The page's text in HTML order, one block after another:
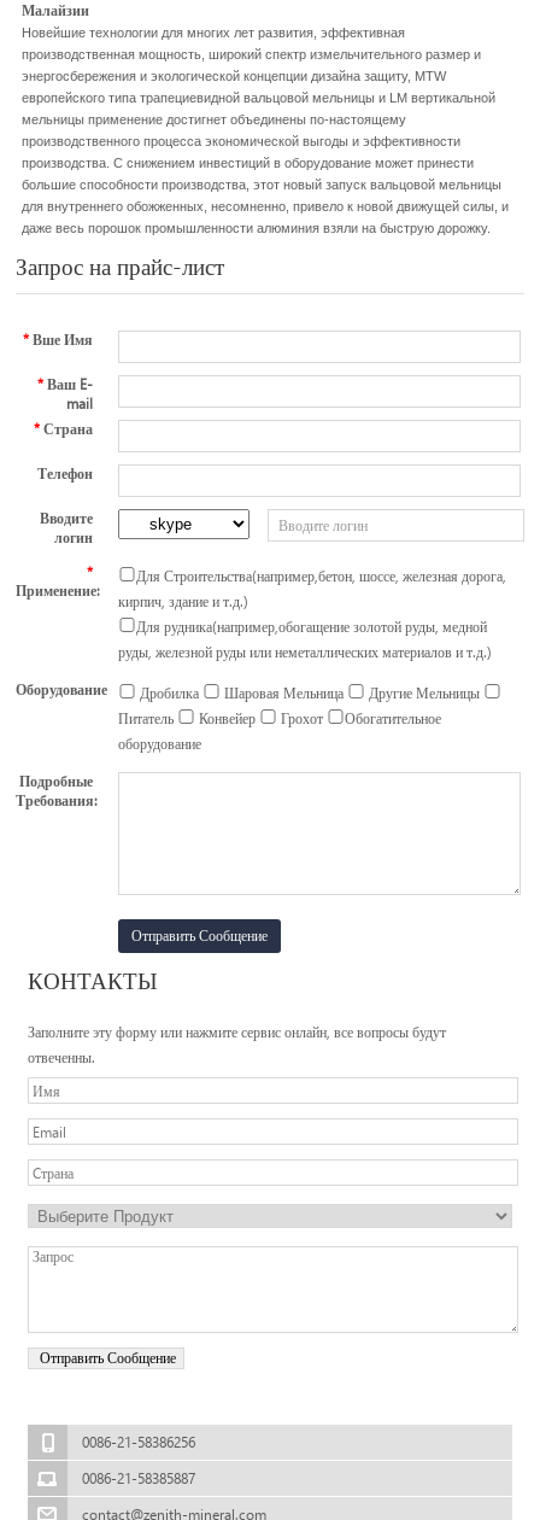
Малайзии
Новейшие технологии для многих лет развития, эффективная
производственная мощность, широкий спектр измельчительного размер и
энергосбережения и экологической концепции дизайна защиту, МТW
европейского типа трапециевидной вальцовой мельницы и LM вертикальной
мельницы применение достигнет объединены по-настоящему
производственного процесса экономической выгоды и эффективности
производства. С снижением инвестиций в оборудование может принести
большие способности производства, этот новый запуск вальцовой мельницы
для внутреннего обожженных, несомненно, привело к новой движущей силы, и
даже весь порошок промышленности алюминия взяли на быструю дорожку.
Запрос на прайс-лист
*Вше Имя
*Ваш E-
mail
*Страна
Телефон
Вводите
логин
*
Применение:
Для Строительства(например,бетон, шоссе, железная дорога,
кирпич, здание и т.д.)
Для рудника(например,обогащение золотой руды, медной
руды, железной руды или неметаллических материалов и т.д.)
Оборудование Дробилка Шаровая Мельница
Другие Мельницы
Питатель
Конвейер Грохот
Обогатительное
оборудование
Подробные
Требования:
КОНТАКТЫ
Заполните эту форму или нажмите сервис онлайн, все вопросы будут
отвеченны.
0086-21-58386256
0086-21-58385887
contact@zenith-mineral.com